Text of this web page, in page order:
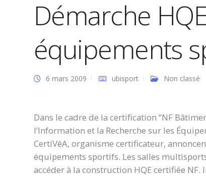
Démarche
équipements
6 mars 2009 ubisport Non classé
Dans le cadre de la certification ‘’NF
l’Information et la Recherche sur les
CertiVéA, organisme certificateur,
équipements sportifs. Les salles
accéder à la construction HQE certifiée